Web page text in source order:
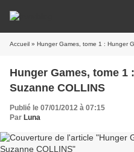
Accueil » Hunger Games, tome 1 : Hunger
Hunger Games, tome 1
Suzanne COLLINS
Publié le 07/01/2012 à 07:15
Par Luna